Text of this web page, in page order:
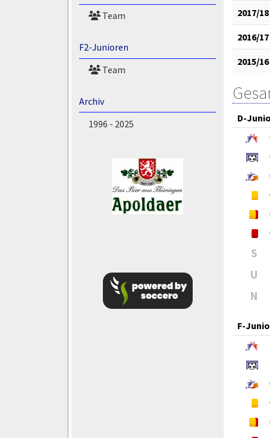
Team
F2-Junioren
Team
Archiv
1996 - 2025
2017/18
2016/17
2015/16
D-
S
U
N
F-